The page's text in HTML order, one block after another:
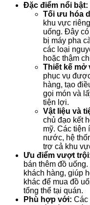
Đặc điểm nổi bật:
Tối ưu hóa
khu vực
uống. Đây
bị máy pha
các loại
hoặc thậm
Thiết kế mở
phục vụ
hàng, tạo
gọi món và
tiện lợi.
Vật liệu và
chủ đạo kết
mỹ. Các tiện
nước, hệ
trợ cả khu
Ưu điểm vượt
bán thêm đồ
khách hàng, giúp
khác để mua đồ
tổng thể tại quán.
Phù hợp với: Các